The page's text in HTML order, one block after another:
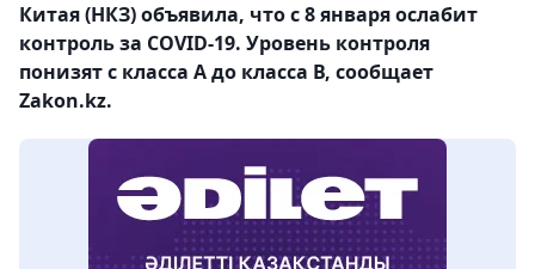
Китая (НКЗ) объявила, что с 8 января ослабит
контроль за COVID-19. Уровень контроля
понизят с класса А до класса В, сообщает
Zakon.kz.